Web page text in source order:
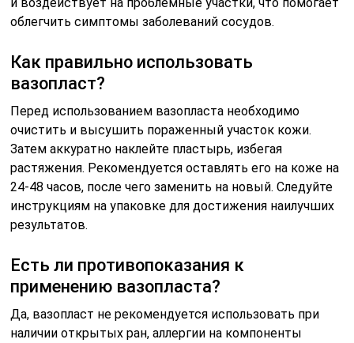
облегчить симптомы заболеваний сосудов.
Как правильно использовать
вазопласт?
Перед использованием вазопласта необходимо
очистить и высушить пораженный участок кожи.
Затем аккуратно наклейте пластырь, избегая
растяжения. Рекомендуется оставлять его на коже на
24-48 часов, после чего заменить на новый. Следуйте
инструкциям на упаковке для достижения наилучших
результатов.
Есть ли противопоказания к
применению вазопласта?
Да, вазопласт не рекомендуется использовать при
наличии открытых ран, аллергии на компоненты